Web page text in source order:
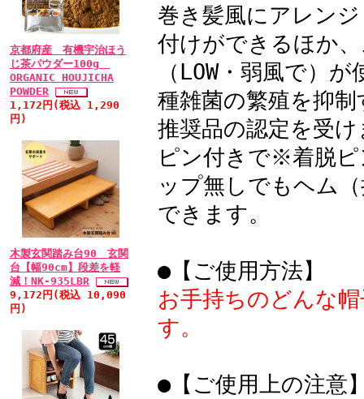
京都府産 有機宇治ほう
じ茶パウダー100g
ORGANIC HOUJICHA
POWDER
1,172円(税込 1,290
円)
木製玄関踏み台90 玄関
台【幅90cm】段差を軽
減！NK-935LBR
9,172円(税込 10,090
円)
• 2011/08/17 投稿者
レベル：★★★★★
付け心地、見た目、非
奇胎後hcg存続症でMTX
下がらずアクチノマイ
くなりました。全カツ
れるのとで不快感が有
に過ごせたらと思い、
存在を知り、貴社で製
ぜひ紹介したいと思い
(ミディアム・栗色)
• 2011/03/15 投稿者
られていると思います
巻き髪風にアレン
付けができるほか
（LOW・弱風で）
種雑菌の繁殖を抑
推奨品の認定を受
ピン付きで※着脱
ップ無しでもヘム
できます。
●【ご使用方法】
お手持ちのどんな
す。
●【ご使用上の注意